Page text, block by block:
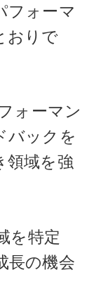
フォーマ
おりで
ォーマン
バックを
領域を強
を特定
長の機会